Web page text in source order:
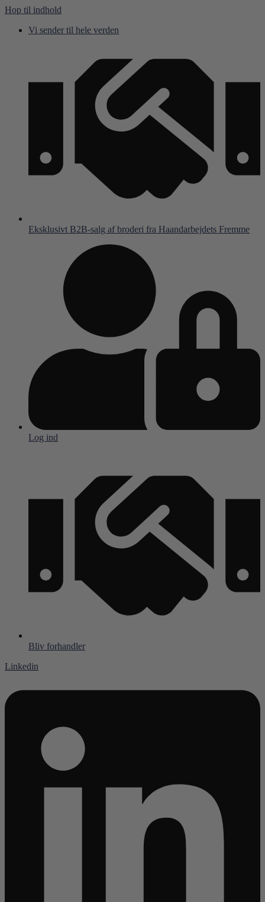
Hop til indhold
Vi sender til hele verden
Eksklusivt B2B-salg af broderi fra Haandarbejdets Fremme
Log ind
Bliv forhandler
Linkedin